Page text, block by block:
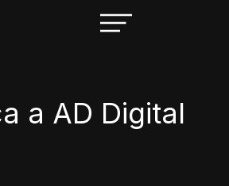
a AD Digital